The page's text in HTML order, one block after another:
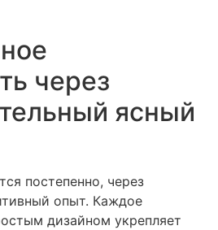
через
ясный
постепенно, через
опыт. Каждое
дизайном укрепляет